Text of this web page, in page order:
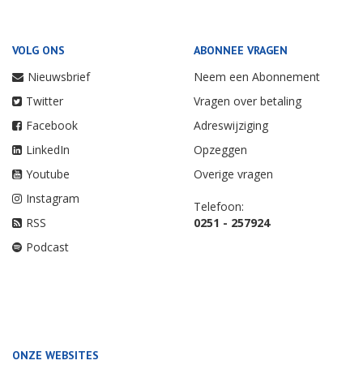
VOLG ONS
Nieuwsbrief
Twitter
Facebook
LinkedIn
Youtube
Instagram
RSS
Podcast
ABONNEE VRAGEN
Neem een Abonnement
Vragen over betaling
Adreswijziging
Opzeggen
Overige vragen
Telefoon:
0251 - 257924
ONZE WEBSITES